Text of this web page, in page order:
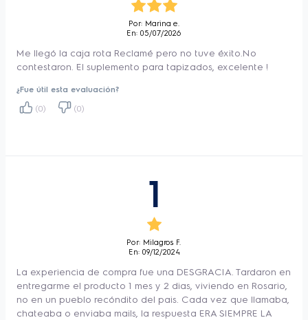
Por: Marina e.
En: 05/07/2026
Me llegó la caja rota Reclamé pero no tuve éxito.No
contestaron. El suplemento para tapizados, excelente !
¿Fue útil esta evaluación?
(0)
(0)
1
Por: Milagros F.
En: 09/12/2024
La experiencia de compra fue una DESGRACIA. Tardaron en
entregarme el producto 1 mes y 2 dias, viviendo en Rosario,
no en un pueblo recóndito del pais. Cada vez que llamaba,
chateaba o enviaba mails, la respuesta ERA SIEMPRE LA